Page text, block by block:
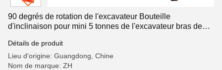
90 degrés de rotation de l'excavateur Bouteille
d'inclinaison pour mini 5 tonnes de l'excavateur bras de
Détails de produit
Lieu d'origine: Guangdong, Chine
Nom de marque: ZH